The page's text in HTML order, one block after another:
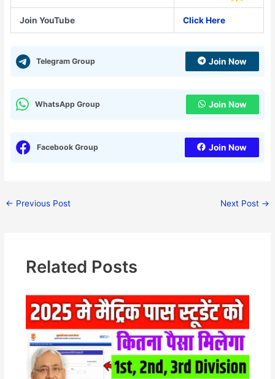
Join YouTube Click Here
Telegram Group Join Now
WhatsApp Group Join Now
Facebook Group Join Now
← Previous Post Next Post →
Related Posts